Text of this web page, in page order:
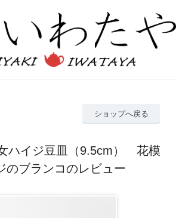
ショップへ戻る
ハイジ豆皿（9.5cm） 花模
のブランコのレビュー